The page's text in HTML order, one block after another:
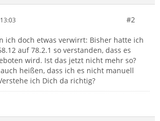
#2
ich doch etwas verwirrt: Bisher hatte ich
auf 78.2.1 so verstanden, dass es
wird. Ist das jetzt nicht mehr so?
heißen, dass ich es nicht manuell
ich Dich da richtig?